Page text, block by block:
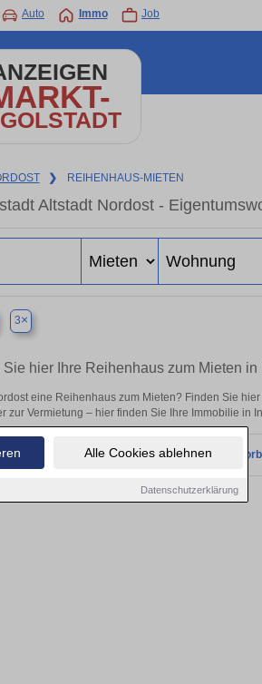
Alle Cookies ablehnen
Datenschutzerklärung
Auto Immo Job
❯ REIHENHAUS-MIETEN
Altstadt Nordost -
3×
Sie hier Ihre Reihenhaus zum Mieten
eine Reihenhaus zum Mieten? Finden Sie
zur Vermietung – hier finden Sie Ihre Immobilie in
Objekte finden. Schauen Sie bald wieder